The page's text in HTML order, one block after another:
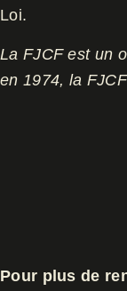
Loi.
La FJCF est un
en 1974, la
Pour plus de